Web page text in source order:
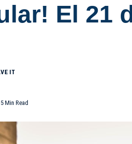
El 21
5 Min Read